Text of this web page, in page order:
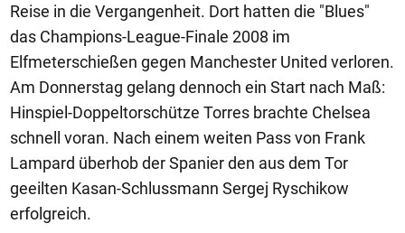
Reise in die Vergangenheit. Dort hatten die "Blues"
das Champions-League-Finale 2008 im
Elfmeterschießen gegen Manchester United verloren.
Am Donnerstag gelang dennoch ein Start nach Maß:
Hinspiel-Doppeltorschütze Torres brachte Chelsea
schnell voran. Nach einem weiten Pass von Frank
Lampard überhob der Spanier den aus dem Tor
geeilten Kasan-Schlussmann Sergej Ryschikow
erfolgreich.